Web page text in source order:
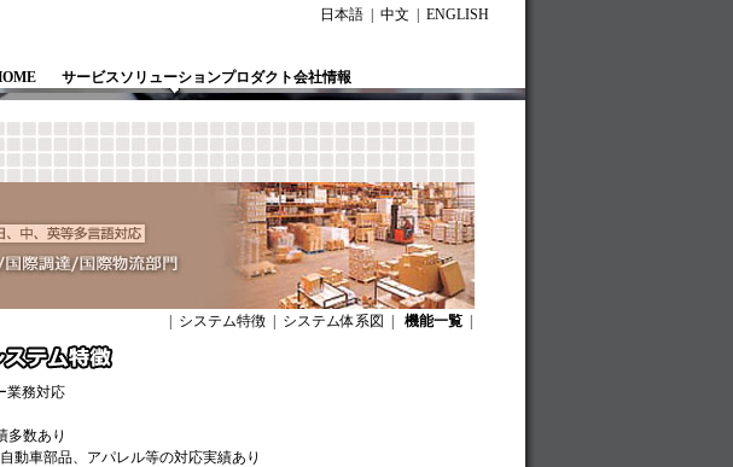
日本語 | 中文 | ENGLISH
サービスソリューションプロダクト会社情報
システム特徴 システム体系図 機能一覧
業務対応
多数あり
動車部品、アパレル等の対応実績あり